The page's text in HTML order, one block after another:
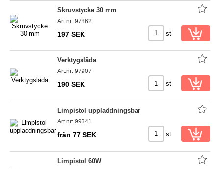
Skruvstycke 30 mm
Art.nr: 97862
197 SEK st
Verktygslåda
Art.nr: 97907
190 SEK st
Limpistol uppladdningsbar
Art.nr: 99341
från 77 SEK st
Limpistol 60W